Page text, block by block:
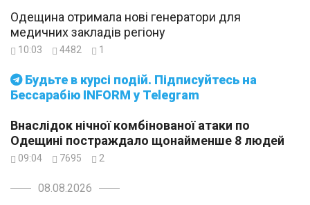
Будьте в курсі подій. Підписуйтесь на
Бессарабію INFORM у Telegram
Одещина отримала нові генератори для
медичних закладів регіону
10:03 4482 1
Внаслідок нічної комбінованої атаки по
Одещині постраждало щонайменше 8 людей
09:04 7695 2
08.08.2026